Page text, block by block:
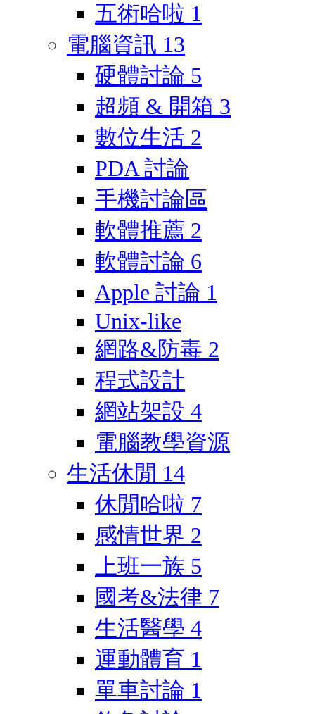
五術哈啦 1
電腦資訊 13
硬體討論 5
超頻 & 開箱 3
數位生活 2
PDA 討論
手機討論區
軟體推薦 2
軟體討論 6
Apple 討論 1
Unix-like
網路&防毒 2
程式設計
網站架設 4
電腦教學資源
生活休閒 14
休閒哈啦 7
感情世界 2
上班一族 5
國考&法律 7
生活醫學 4
運動體育 1
單車討論 1